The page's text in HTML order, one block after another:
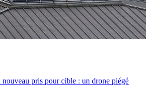
pris pour cible : un drone piégé